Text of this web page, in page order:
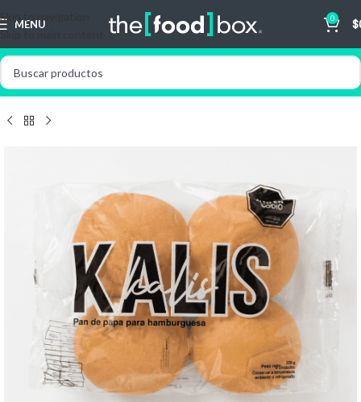
Skip to navigation
Skip to main content
MENU 0 $